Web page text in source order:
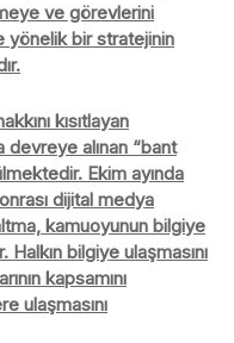
ve görevlerini
bir stratejinin
kısıtlayan
devreye alınan “bant
Ekim ayında
dijital medya
kamuoyunun bilgiye
bilgiye ulaşmasını
kapsamını
ulaşmasını